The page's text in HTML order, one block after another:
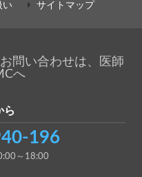
い サイトマップ
問い合わせは、医師
へ
ら
196
～18:00